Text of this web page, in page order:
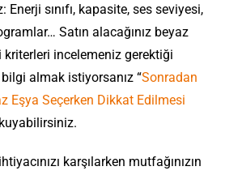
sınıfı, kapasite, ses seviyesi,
Satın alacağınız beyaz
incelemeniz gerektiği
almak istiyorsanız “Sonradan
Eşya Seçerken Dikkat Edilmesi
karşılarken mutfağınızın